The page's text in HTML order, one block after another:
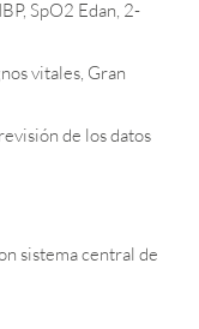
SpO2 Edan, 2-
vitales, Gran
de los datos
sistema central de